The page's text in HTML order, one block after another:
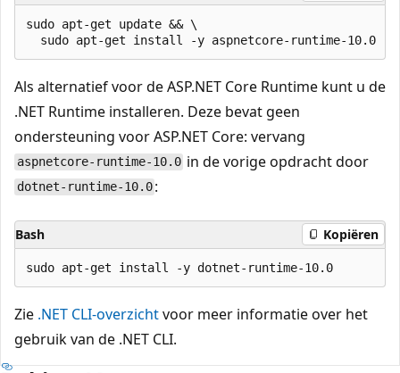
sudo apt-get update && \
Als alternatief voor de ASP.NET Core Runtime kunt u de
.NET Runtime installeren. Deze bevat geen
ondersteuning voor ASP.NET Core: vervang
aspnetcore-runtime-10.0 in de vorige opdracht door
dotnet-runtime-10.0 :
Bash Kopiëren
Zie .NET CLI-overzichtvoor meer informatie over het
gebruik van de .NET CLI.